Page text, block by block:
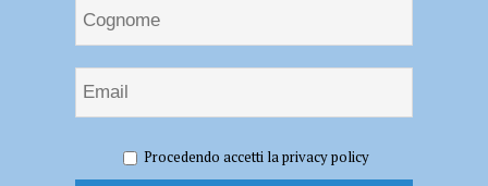
tecnologia per facilitare la vita dei cittadini
Procedendo accetti la privacy policy